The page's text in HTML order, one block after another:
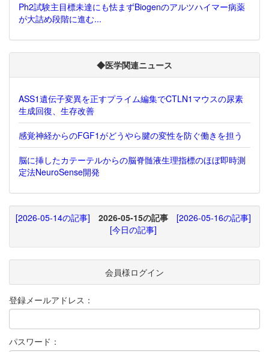
Ph2試験主目標未達にも怯まずBiogenのアルツハイマー病薬
が大詰め段階に進む...
◆医学関連ニュース
ASS1遺伝子変異を正すプライム編集でCTLN1マウスの尿素
生成回復、生存改善
感覚神経からのFGF1がどうやら腱の変性を防ぐ働きを担う
脳に挿したカテーテルからの脳脊髄液生理指標のほぼ即時測
定法NeuroSense開発
[2026-05-14の記事] 2026-05-15の記事
[2026-05-16の記事]
[今日の記事]
会員様ログイン
登録メールアドレス：
パスワード：